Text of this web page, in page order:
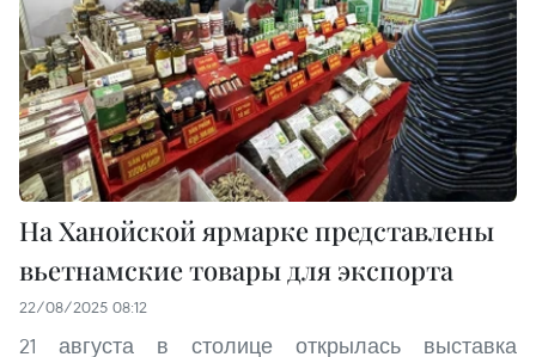
На Ханойской ярмарке представлены
вьетнамские товары для экспорта
22/08/2025 08:12
21 августа в столице открылась выставка